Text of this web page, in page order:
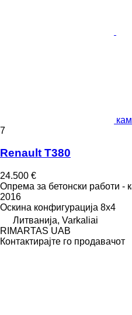
7
Renault T380
24.500 €
Опрема за бетонски работи -
2016
Оскина конфигурација 8x4
Литванија, Varkaliai
RIMARTAS UAB
Контактирајте го продавачот